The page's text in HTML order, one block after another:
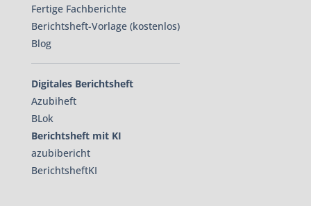
Fertige Fachberichte
Berichtsheft-Vorlage (kostenlos)
Blog
Digitales Berichtsheft
Azubiheft
BLok
Berichtsheft mit KI
azubibericht
BerichtsheftKI